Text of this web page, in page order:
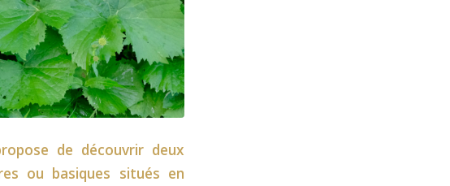
de découvrir deux
ou basiques situés en